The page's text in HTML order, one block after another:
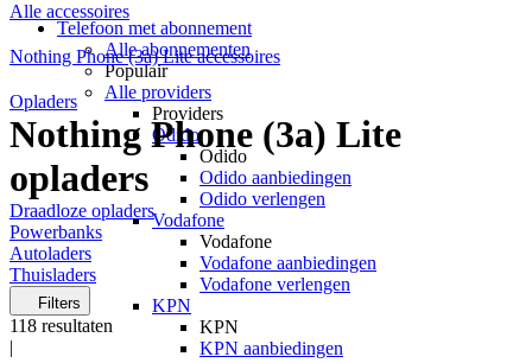
Telefoon met abonnement
Alle abonnementen
Populair
Alle providers
Providers
Odido
Odido
Odido aanbiedingen
Odido verlengen
Vodafone
Vodafone
Vodafone aanbiedingen
Vodafone verlengen
KPN
KPN
KPN aanbiedingen
Alle accessoires
Nothing Phone (3a) Lite accessoires
Opladers
Nothing Phone (3a) Lite
opladers
Draadloze opladers
Powerbanks
Autoladers
Thuisladers
Filters
118 resultaten
|